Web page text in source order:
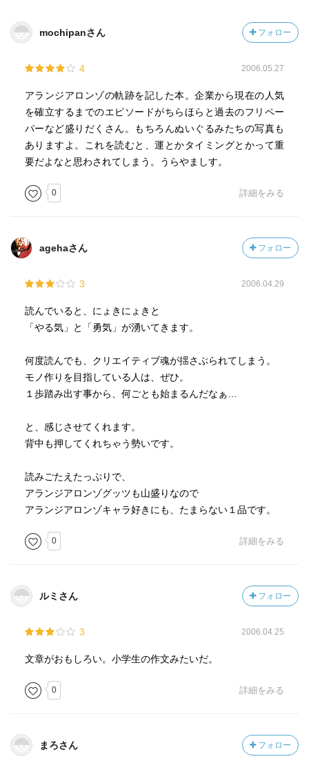
mochipanさん フォロー
4 2006.05.27
アランジアロンゾの軌跡を記した本。企業から現在の人気
を確立するまでのエピソードがちらほらと過去のフリペー
パーなど盛りだくさん。もちろんぬいぐるみたちの写真も
ありますよ。これを読むと、運とかタイミングとかって重
要だよなと思わされてしまう。うらやましす。
0 詳細をみる
agehaさん フォロー
3 2006.04.29
読んでいると、にょきにょきと
「やる気」と「勇気」が湧いてきます。
何度読んでも、クリエイティブ魂が揺さぶられてしまう。
モノ作りを目指している人は、ぜひ。
１歩踏み出す事から、何ごとも始まるんだなぁ…
と、感じさせてくれます。
背中も押してくれちゃう勢いです。
読みごたえたっぷりで、
アランジアロンゾグッツも山盛りなので
アランジアロンゾキャラ好きにも、たまらない１品です。
0 詳細をみる
ルミさん フォロー
3 2006.04.25
文章がおもしろい。小学生の作文みたいだ。
0 詳細をみる
まろさん フォロー